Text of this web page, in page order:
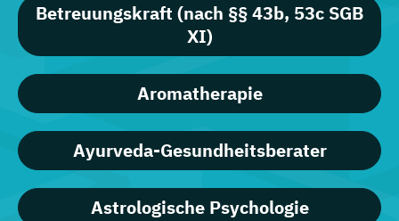
Betreuungskraft (nach §§ 43b, 53c SGB
XI)
Aromatherapie
Ayurveda-Gesundheitsberater
Astrologische Psychologie